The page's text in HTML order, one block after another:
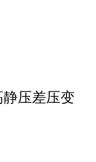
静压差压变